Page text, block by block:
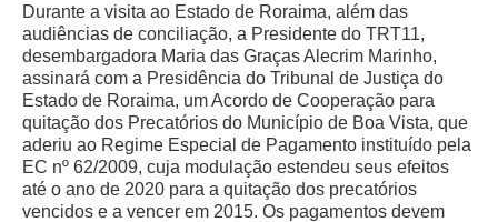
Durante a visita ao Estado de Roraima, além das
audiências de conciliação, a Presidente do TRT11,
desembargadora Maria das Graças Alecrim Marinho,
assinará com a Presidência do Tribunal de Justiça do
Estado de Roraima, um Acordo de Cooperação para
quitação dos Precatórios do Município de Boa Vista, que
aderiu ao Regime Especial de Pagamento instituído pela
EC nº 62/2009, cuja modulação estendeu seus efeitos
até o ano de 2020 para a quitação dos precatórios
vencidos e a vencer em 2015. Os pagamentos devem